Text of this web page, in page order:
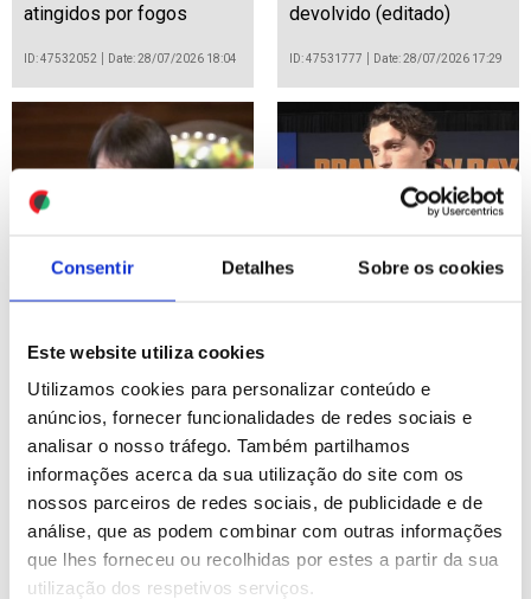
Consentir Detalhes Sobre os cookies
Este website utiliza cookies
Utilizamos cookies para personalizar conteúdo e
anúncios, fornecer funcionalidades de redes sociais e
analisar o nosso tráfego. Também partilhamos
informações acerca da sua utilização do site com os
nossos parceiros de redes sociais, de publicidade e de
análise, que as podem combinar com outras informações
que lhes forneceu ou recolhidas por estes a partir da sua
utilização dos respetivos serviços.
atingidos por fogos
ID: 47532052 Date: 28/07/2026 18:04
devolvido (editado)
ID: 47531777 Date: 28/07/2026 17:29
sismo no Japão
ID: 47530926 Date: 28/07/2026 15:23 ID: 47530694 Date: 28/07/2026 14:51